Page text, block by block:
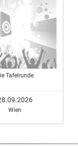
Tafelrunde
Wien